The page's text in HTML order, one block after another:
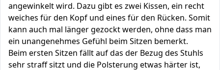
angewinkelt wird. Dazu gibt es zwei Kissen, ein recht
weiches für den Kopf und eines für den Rücken. Somit
kann auch mal länger gezockt werden, ohne dass man
ein unangenehmes Gefühl beim Sitzen bemerkt.
Beim ersten Sitzen fällt auf das der Bezug des Stuhls
sehr straff sitzt und die Polsterung etwas härter ist,